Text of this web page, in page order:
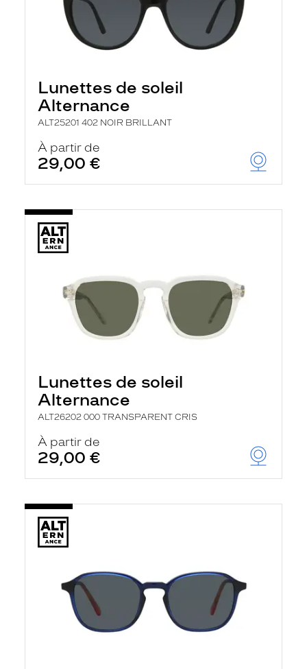
Lunettes de soleil
Alternance
ALT25201 402 NOIR BRILLANT
À partir de
29,00 €
Lunettes de soleil
Alternance
ALT26202 000 TRANSPARENT CRIS
À partir de
29,00 €